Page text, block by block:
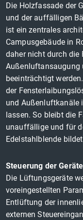
Die Holzfassade der
und der auffälligen
ist ein zentrales
Campusgebäude in
daher nicht durch die
Außenluftansaugung
beeinträchtigt
der
und Außenluftkanäle
lassen. So bleibt die
unauffällige und für
Edelstahlblende
Steuerung der Geräte
Die Lüftungsgeräte
voreingestellten
Entlüftung der
externen